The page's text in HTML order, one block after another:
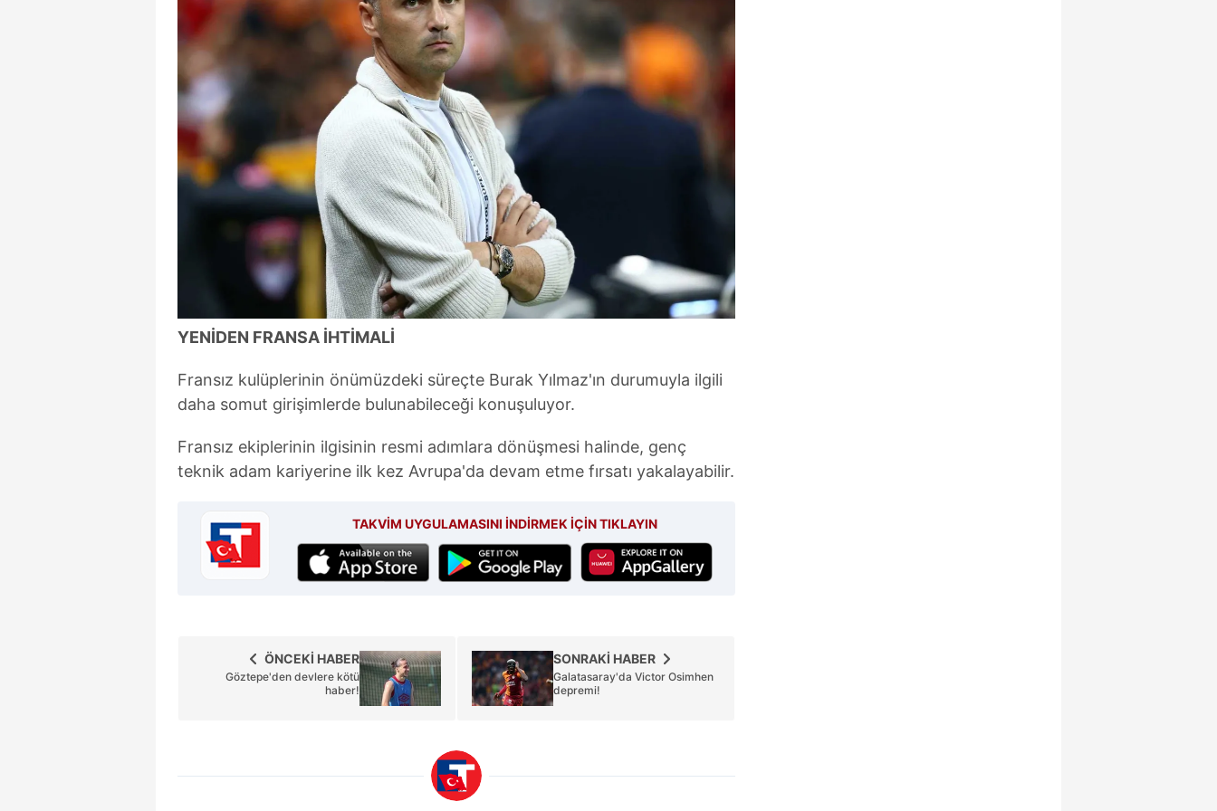
mevzuata uygun olarak kullanılan çerezlerle ilgili bilgi almak için lütfen
YENİDEN FRANSA İHTİMALİ
Fransız kulüplerinin önümüzdeki süreçte Burak Yılmaz'ın durumuyla ilgili
daha somut girişimlerde bulunabileceği konuşuluyor.
Fransız ekiplerinin ilgisinin resmi adımlara dönüşmesi halinde, genç
teknik adam kariyerine ilk kez Avrupa'da devam etme fırsatı yakalayabilir.
TAKVİM UYGULAMASINI İNDİRMEK İÇİN TIKLAYIN
SONRAKİ HABER
Galatasaray'da Victor Osimhen
depremi!
ÖNCEKİ HABER
Göztepe'den devlere kötü
haber!